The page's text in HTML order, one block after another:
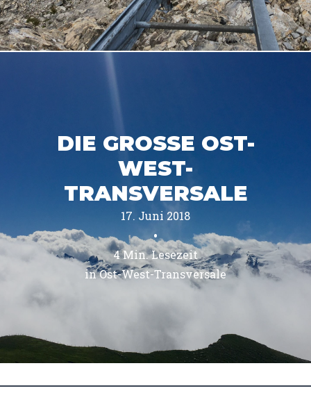
DIE GROSSE OST-
WEST-
TRANSVERSALE
17. Juni 2018
•
4Min. Lesezeit
in Ost-West-Transversale